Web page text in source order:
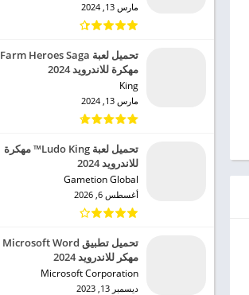
مارس 13, 2024
تحميل لعبة Farm Heroes Saga
مهكرة للاندرويد 2024
King‏
مارس 13, 2024
تحميل لعبة Ludo King™ مهكرة
للاندرويد 2024
Gametion Global‏
أغسطس 6, 2026
تحميل تطبيق Microsoft Word
مهكر للاندرويد 2024
Microsoft Corporation‏
ديسمبر 13, 2023